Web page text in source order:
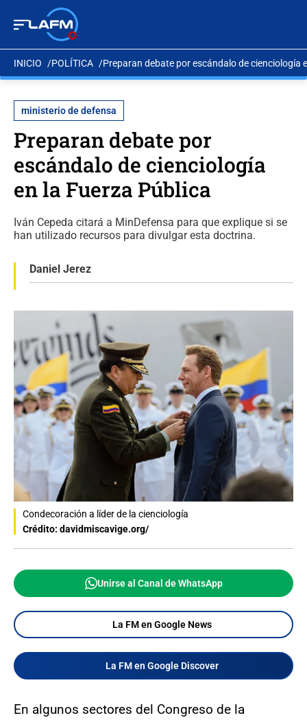
INICIO POLÍTICA Preparan debate por escándalo de cienciología
ministerio de defensa
Preparan debate por
escándalo de cienciología
en la Fuerza Pública
Iván Cepeda citará a MinDefensa para que explique si se
han utilizado recursos para divulgar esta doctrina.
Daniel Jerez
Condecoración a líder de la cienciología
Crédito: davidmiscavige.org/
Unirse al Canal de WhatsApp
La FM en Google News
La FM en Google Discover
En algunos sectores del Congreso de la